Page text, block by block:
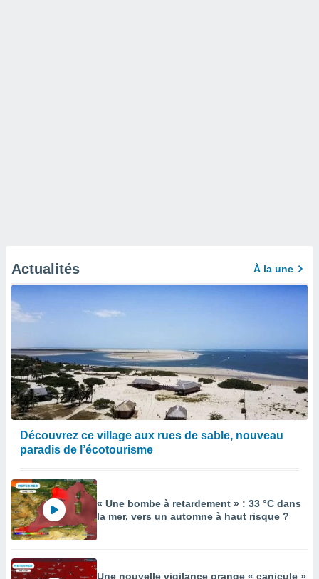
Actualités À la une
Découvrez ce village aux rues de sable, nouveau
paradis de l’écotourisme
« Une bombe à retardement » : 33 °C dans
la mer, vers un automne à haut risque ?
Une nouvelle vigilance orange « canicule »